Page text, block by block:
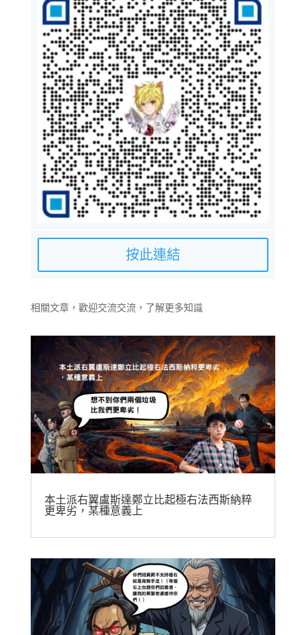
按此連結
相關文章，歡迎交流交流，了解更多知識
本土派右翼盧斯達鄭立比起極右法西斯納粹
更卑劣，某種意義上